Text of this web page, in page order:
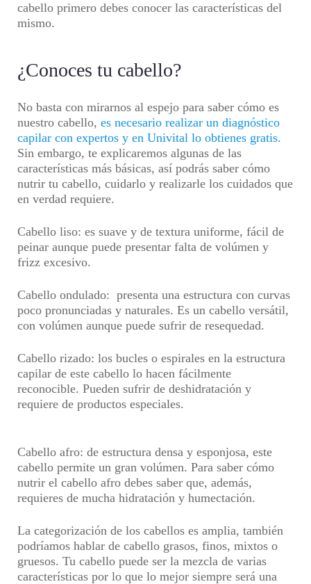
cabello primero debes conocer las características del
mismo.
¿Conoces tu cabello?
No basta con mirarnos al espejo para saber cómo es
nuestro cabello, es necesario realizar un diagnóstico
capilar con expertos y en Univital lo obtienes gratis.
Sin embargo, te explicaremos algunas de las
características más básicas, así podrás saber cómo
nutrir tu cabello, cuidarlo y realizarle los cuidados que
en verdad requiere.
Cabello liso: es suave y de textura uniforme, fácil de
peinar aunque puede presentar falta de volúmen y
frizz excesivo.
Cabello ondulado: presenta una estructura con curvas
poco pronunciadas y naturales. Es un cabello versátil,
con volúmen aunque puede sufrir de resequedad.
Cabello rizado: los bucles o espirales en la estructura
capilar de este cabello lo hacen fácilmente
reconocible. Pueden sufrir de deshidratación y
requiere de productos especiales.
Cabello afro: de estructura densa y esponjosa, este
cabello permite un gran volúmen. Para saber cómo
nutrir el cabello afro debes saber que, además,
requieres de mucha hidratación y humectación.
La categorización de los cabellos es amplia, también
podríamos hablar de cabello grasos, finos, mixtos o
gruesos. Tu cabello puede ser la mezcla de varias
características por lo que lo mejor siempre será una